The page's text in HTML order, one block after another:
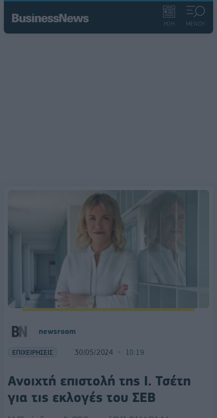
ΡΟΗ ΜΕΝΟΥ
newsroom
ΕΠΙΧΕΙΡΗΣΕΙΣ 30/05/2024 10:19
Ανοιχτή επιστολή της Ι. Τσέτη
για τις εκλογές του ΣΕΒ